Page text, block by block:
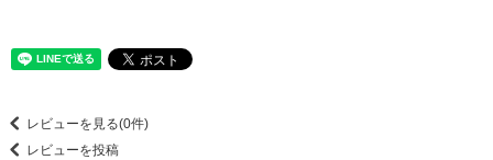
レビューを見る(0件)
レビューを投稿